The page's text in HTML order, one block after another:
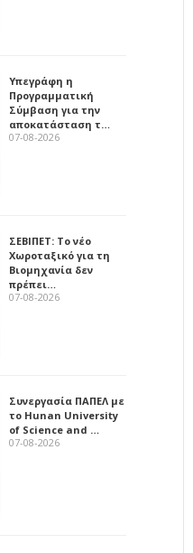
Υπεγράφη η
Προγραμματική
Σύμβαση για την
αποκατάσταση τ…
07-08-2026
ΣΕΒΙΠΕΤ: Το νέο
Χωροταξικό για τη
Βιομηχανία δεν
πρέπει…
07-08-2026
Συνεργασία ΠΑΠΕΛ με
το Hunan University
of Science and …
07-08-2026